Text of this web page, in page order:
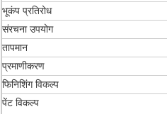
भूकंप प्रतिरोध
संरचना उपयोग
तापमान
प्रमाणीकरण
फिनिशिंग विकल्प
पेंट विकल्प